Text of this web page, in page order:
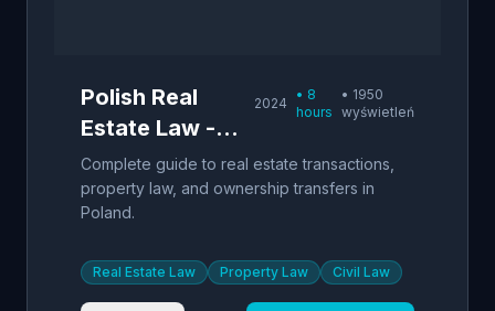
Polish Real
Estate Law -
Property
Transactions
2024
• 8
hours
• 1950
wyświetleń
Complete guide to real estate transactions,
property law, and ownership transfers in
Poland.
Real Estate Law Property Law Civil Law